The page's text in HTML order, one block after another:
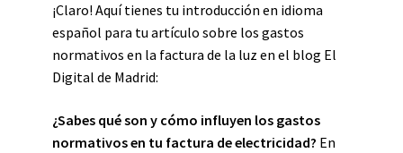
¡Claro! Aquí tienes tu introducción en idioma
español para tu artículo sobre los gastos
normativos en la factura de la luz en el blog El
Digital de Madrid:
¿Sabes qué son y cómo influyen los gastos
normativos en tu factura de electricidad? En